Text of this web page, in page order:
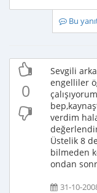
Bu
0
Sevgili
engelliler
verdim
Üstelik 8
bilmeden
ondan
31-10-